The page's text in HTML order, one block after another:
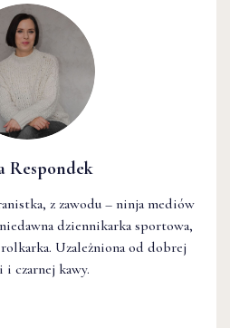
Respondek
z zawodu – ninja mediów
dziennikarka sportowa,
Uzależniona od dobrej
i czarnej kawy.